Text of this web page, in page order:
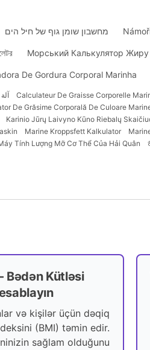
מחשבון שומן גוף של חיל הים
Морський Калькулятор Жиру
De Gordura Corporal Marinha
Calculateur De Graisse Corporelle
De Grăsime Corporală De Culoare
Karinio Jūrų Laivyno Kūno Riebalų
Marine Kroppsfett Kalkulator
Tính Lượng Mỡ Cơ Thể Của Hải Quân
Bədən Kütləsi
və kişilər üçün dəqiq
(BMI) təmin edir.
sağlam olduğunu